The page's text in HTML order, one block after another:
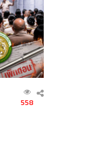
558